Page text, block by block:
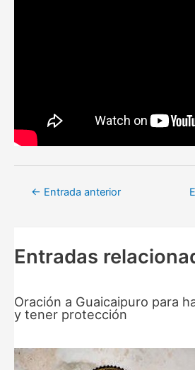
Navegación
← Entrada anterior
Entradas
Oración a Guaicaipuro para
y tener protección